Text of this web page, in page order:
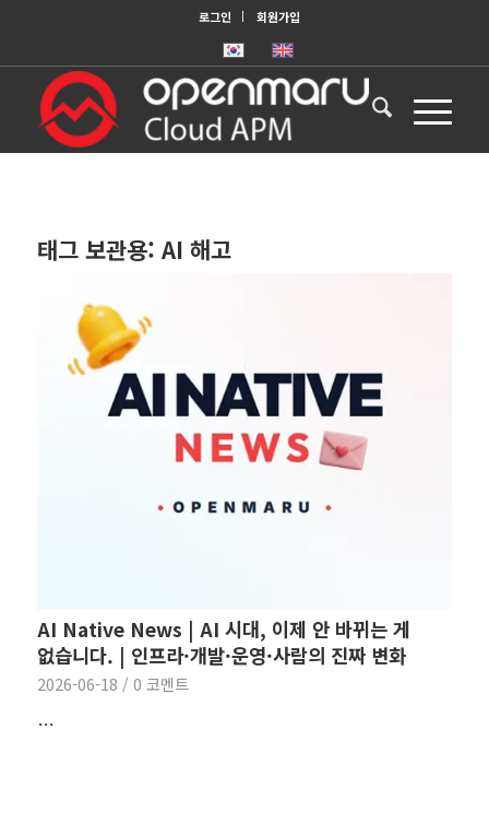
로그인 회원가입
태그 보관용: AI 해고
AI Native News | AI 시대, 이제 안 바뀌는 게
없습니다. | 인프라·개발·운영·사람의 진짜 변화
2026-06-18 / 0 코멘트
…